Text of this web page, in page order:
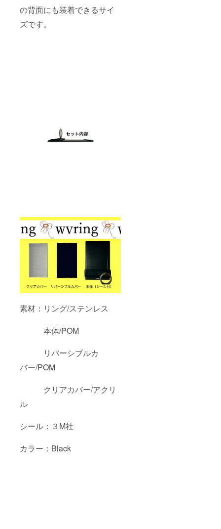
の背面にも装着できるサイ
ズです。
素材：リング/ステンレス
本体/POM
リバーシブルカ
バー/POM
クリアカバー/アクリ
ル
シール：３M社
カラー：Black